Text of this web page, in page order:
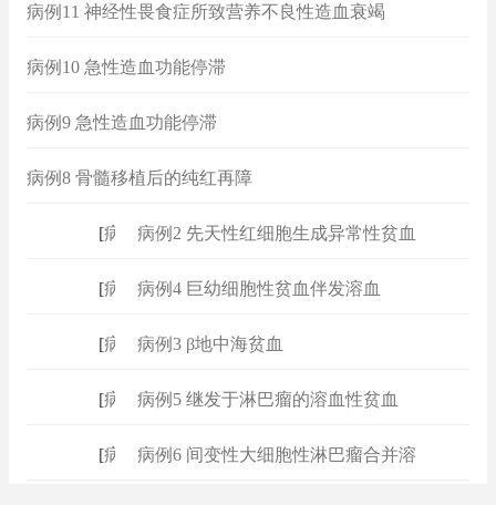
病例11 神经性畏食症所致营养不良性造血衰竭
病例10 急性造血功能停滞
病例9 急性造血功能停滞
病例8 骨髓移植后的纯红再障
病例 ]病例2 先天性红细胞生成异常性贫血
病例 ]病例4 巨幼细胞性贫血伴发溶血
病例 ]病例3 β地中海贫血
病例 ]病例5 继发于淋巴瘤的溶血性贫血
病例 ]病例6 间变性大细胞性淋巴瘤合并溶